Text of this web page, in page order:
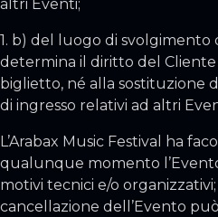
altri Eventi;
1. b) del luogo di svolgimento
determina il diritto del Cliente
biglietto, né alla sostituzione
di ingresso relativi ad altri
L’Arabax Music Festival ha
qualunque momento
motivi tecnici e/o
cancellazione dell’Evento